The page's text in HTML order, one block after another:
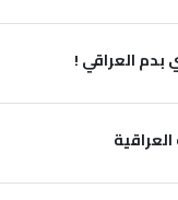
العراقي !